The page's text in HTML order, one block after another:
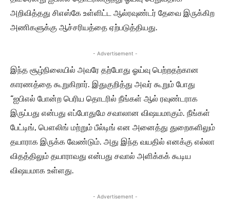
அறிவித்தது சிஎஸ்கே உள்ளிட்ட ஆல்ரவுண்டர் தேவை இருக்கிற
அணிகளுக்கு ஆச்சரியத்தை ஏற்படுத்தியது.
- Advertisement -
இந்த சூழ்நிலையில் அவரே தற்போது ஓய்வு பெற்றதற்கான
காரணத்தை கூறுகிறார். இதுகுறித்து அவர் கூறும் போது
“ஐபிஎல் போன்ற பெரிய தொடரில் நீங்கள் ஆல் ரவுண்டராக
இருப்பது என்பது எப்போதுமே சவாலான விஷயமாகும். நீங்கள்
பேட்டிங், பௌலிங் மற்றும் பீல்டிங் என அனைத்து துறைகளிலும்
தயாராக இருக்க வேண்டும். அது இந்த வயதில் எனக்கு எல்லா
விதத்திலும் தயாராவது என்பது சவால் அளிக்கக் கூடிய
விஷயமாக உள்ளது.
- Advertisement -